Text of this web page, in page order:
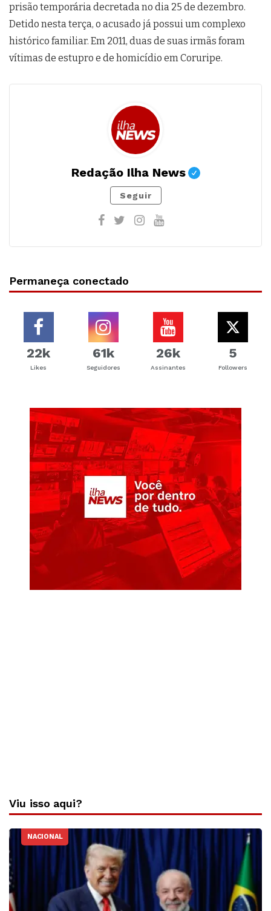
prisão temporária decretada no dia 25 de dezembro.
Detido nesta terça, o acusado já possui um complexo
histórico familiar. Em 2011, duas de suas irmãs foram
vítimas de estupro e de homicídio em Coruripe.
Redação Ilha News
Seguir
Permaneça conectado
22k
Likes
61k
Seguidores
26k
Assinantes
5
Followers
Viu isso aqui?
NACIONAL